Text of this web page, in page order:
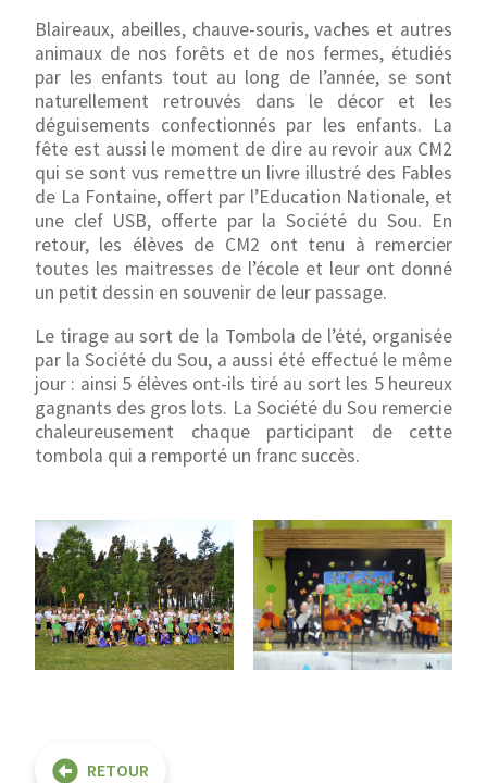
Blaireaux, abeilles, chauve-souris, vaches et autres
animaux de nos forêts et de nos fermes, étudiés
par les enfants tout au long de l’année, se sont
naturellement retrouvés dans le décor et les
déguisements confectionnés par les enfants. La
fête est aussi le moment de dire au revoir aux CM2
qui se sont vus remettre un livre illustré des Fables
de La Fontaine, offert par l’Education Nationale, et
une clef USB, offerte par la Société du Sou. En
retour, les élèves de CM2 ont tenu à remercier
toutes les maitresses de l’école et leur ont donné
un petit dessin en souvenir de leur passage.
Le tirage au sort de la Tombola de l’été, organisée
par la Société du Sou, a aussi été effectué le même
jour : ainsi 5 élèves ont-ils tiré au sort les 5 heureux
gagnants des gros lots. La Société du Sou remercie
chaleureusement chaque participant de cette
tombola qui a remporté un franc succès.
RETOUR